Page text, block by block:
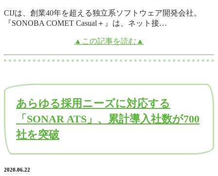
CIJは、創業40年を超える独立系ソフトウェア開発会社。
『SONOBA COMET Casual＋』は、ネット接…
▲この記事を読む▲
あらゆる採用ニーズに対応する
「SONAR ATS」、累計導入社数が700
社を突破
2020.06.22